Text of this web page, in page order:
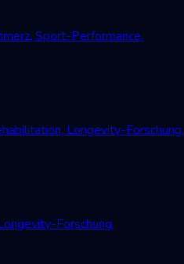
Sport-Performance.
Longevity-Forschung.
Forschung.